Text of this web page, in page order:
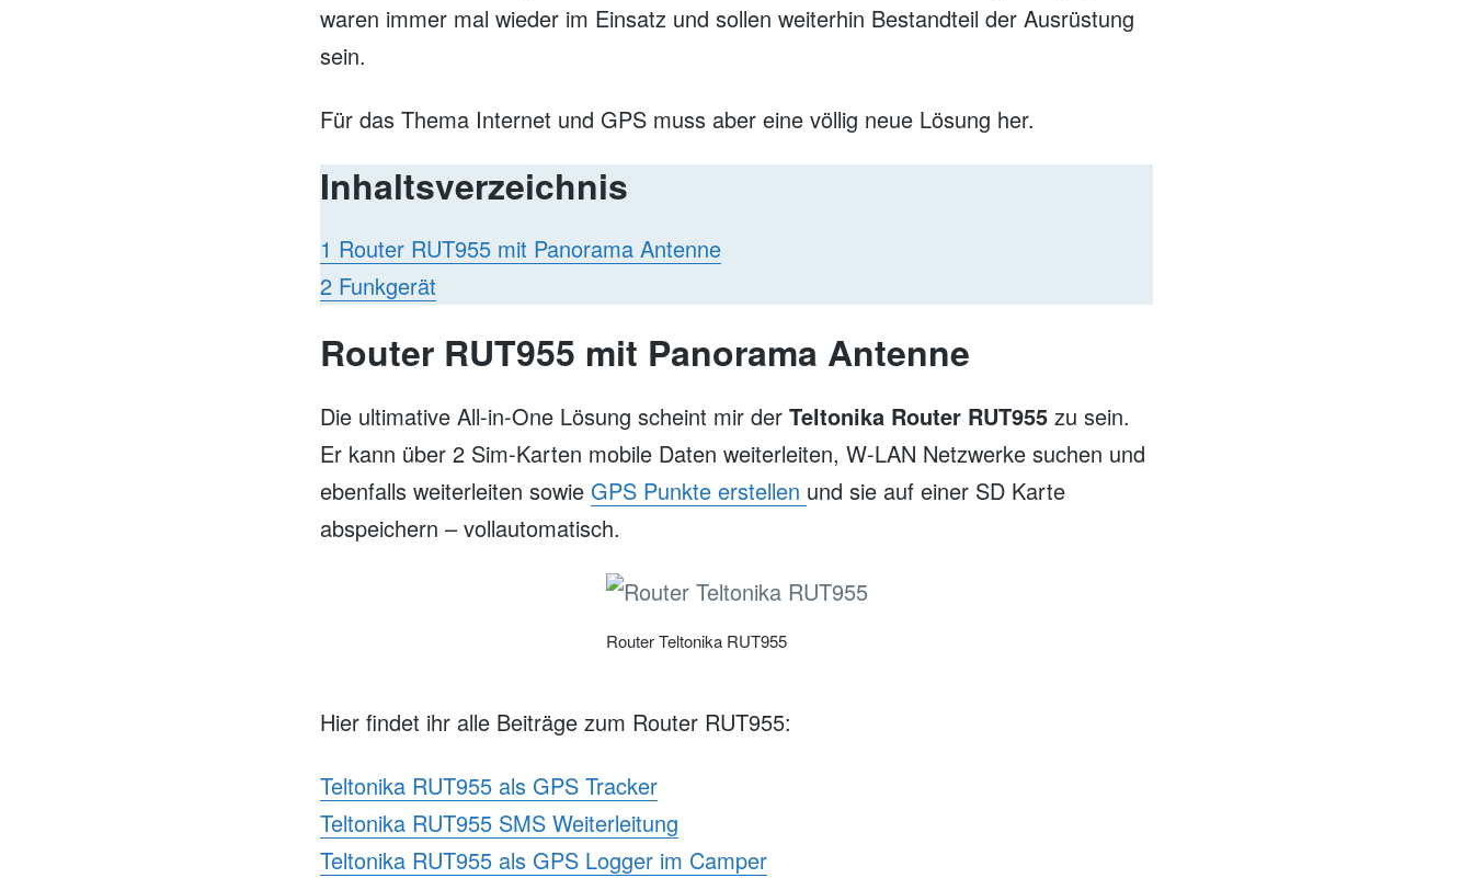
waren immer mal wieder im Einsatz und sollen weiterhin Bestandteil der Ausrüstung
sein.
Für das Thema Internet und GPS muss aber eine völlig neue Lösung her.
Inhaltsverzeichnis
1 Router RUT955 mit Panorama Antenne
2 Funkgerät
Router RUT955 mit Panorama Antenne
Die ultimative All-in-One Lösung scheint mir derTeltonika Router RUT955 zu sein.
Er kann über 2 Sim-Karten mobile Daten weiterleiten, W-LAN Netzwerke suchen und
ebenfalls weiterleiten sowie GPS Punkte erstellen und sie auf einer SD Karte
abspeichern – vollautomatisch.
Router Teltonika RUT955
Hier findet ihr alle Beiträge zum Router RUT955:
Teltonika RUT955 als GPS Tracker
Teltonika RUT955 SMS Weiterleitung
Teltonika RUT955 als GPS Logger im Camper